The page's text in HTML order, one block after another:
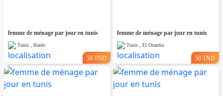
femme de ménage par jour en tunis
Tunis , Bardo
50 TND
femme de ménage par jour en tunis
Tunis , El Ouardia
50 TND